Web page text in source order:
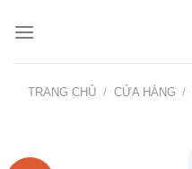
qua
TRANG CHỦ / CỬA HÀNG /